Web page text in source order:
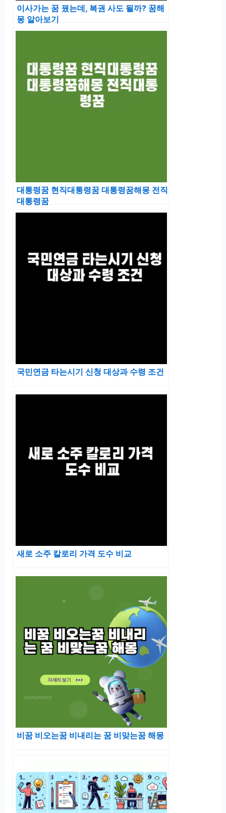
이사가는 꿈 꿨는데, 복권 사도 될까? 꿈해
몽 알아보기
대통령꿈 현직대통령꿈 대통령꿈해몽 전직
대통령꿈
국민연금 타는시기 신청 대상과 수령 조건
새로 소주 칼로리 가격 도수 비교
비꿈 비오는꿈 비내리는 꿈 비맞는꿈 해몽